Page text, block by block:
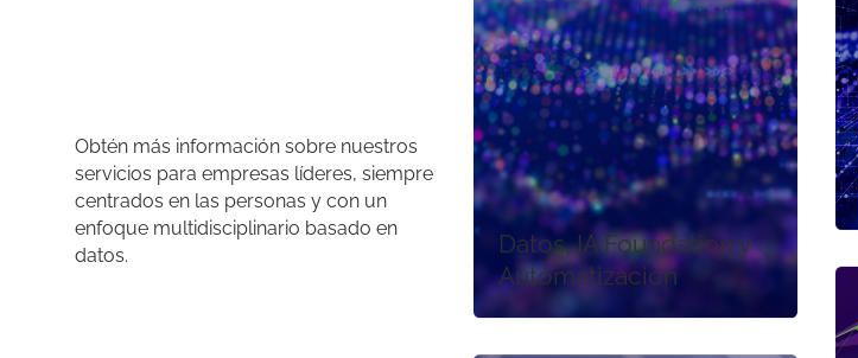
Obtén más información sobre nuestros
servicios para empresas líderes, siempre
centrados en las personas y con un
enfoque multidisciplinario basado en
datos.
Datos, IA Foundation y
Automatización